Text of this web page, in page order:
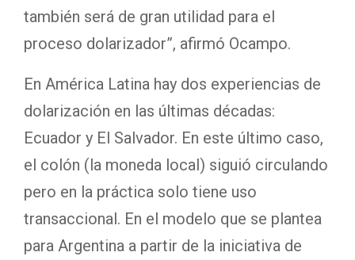
también será de gran utilidad para el
proceso dolarizador”, afirmó Ocampo.
En América Latina hay dos experiencias de
dolarización en las últimas décadas:
Ecuador y El Salvador. En este último caso,
el colón (la moneda local) siguió circulando
pero en la práctica solo tiene uso
transaccional. En el modelo que se plantea
para Argentina a partir de la iniciativa de